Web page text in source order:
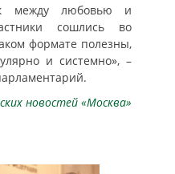
между любовью и
сошлись во
формате полезны,
и системно», –
новостей «Москва»